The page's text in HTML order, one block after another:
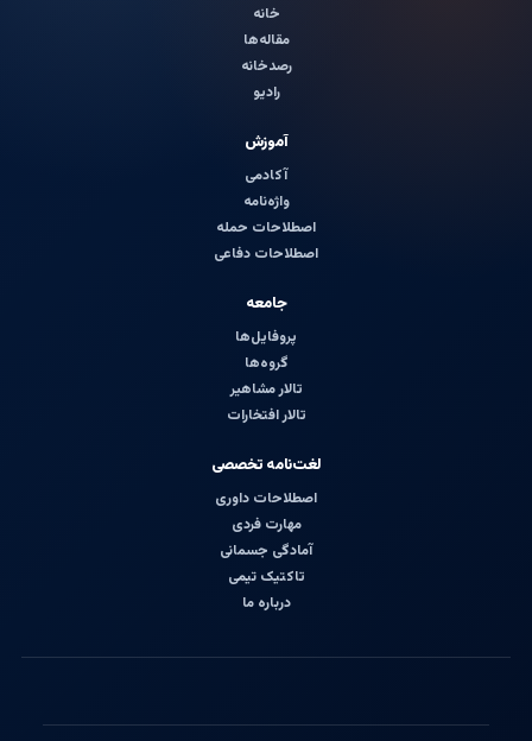
خانه
مقاله‌ها
رصدخانه
رادیو
آموزش
آکادمی
واژه‌نامه
اصطلاحات حمله
اصطلاحات دفاعی
جامعه
پروفایل‌ها
گروه‌ها
تالار مشاهیر
تالار افتخارات
لغت‌نامه تخصصی
اصطلاحات داوری
مهارت فردی
آمادگی جسمانی
تاکتیک تیمی
درباره ما